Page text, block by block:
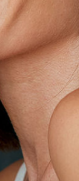
Hanches
92 cm
Yeux Marrons